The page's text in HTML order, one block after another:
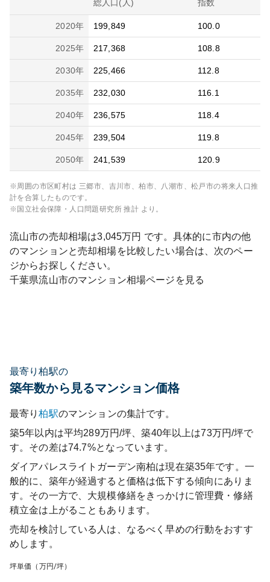
総人口(人) 指数
2020年 199,849 100.0
2025年 217,368 108.8
2030年 225,466 112.8
2035年 232,030 116.1
2040年 236,575 118.4
2045年 239,504 119.8
2050年 241,539 120.9
※周囲の市区町村は 三郷市、吉川市、柏市、八潮市、松戸市の将来人口推
計を合算したものです。
※国立社会保障・人口問題研究所 推計 より。
流山市の売却相場は3,045万円 です。具体的に市内の他
のマンションと売却相場を比較したい場合は、次のペー
ジからお探しください。
千葉県流山市のマンション相場ページを見る
最寄り柏駅の
築年数から見るマンション価格
最寄り柏駅のマンションの集計です。
築5年以内は平均289万円/坪、築40年以上は73万円/坪で
す。その差は74.7%となっています。
ダイアパレスライトガーデン南柏は現在築35年です。一
般的に、築年が経過すると価格は低下する傾向にありま
す。その一方で、大規模修繕をきっかけに管理費・修繕
積立金は上がることもあります。
売却を検討している人は、なるべく早めの行動をおすす
めします。
坪単価（万円/坪）